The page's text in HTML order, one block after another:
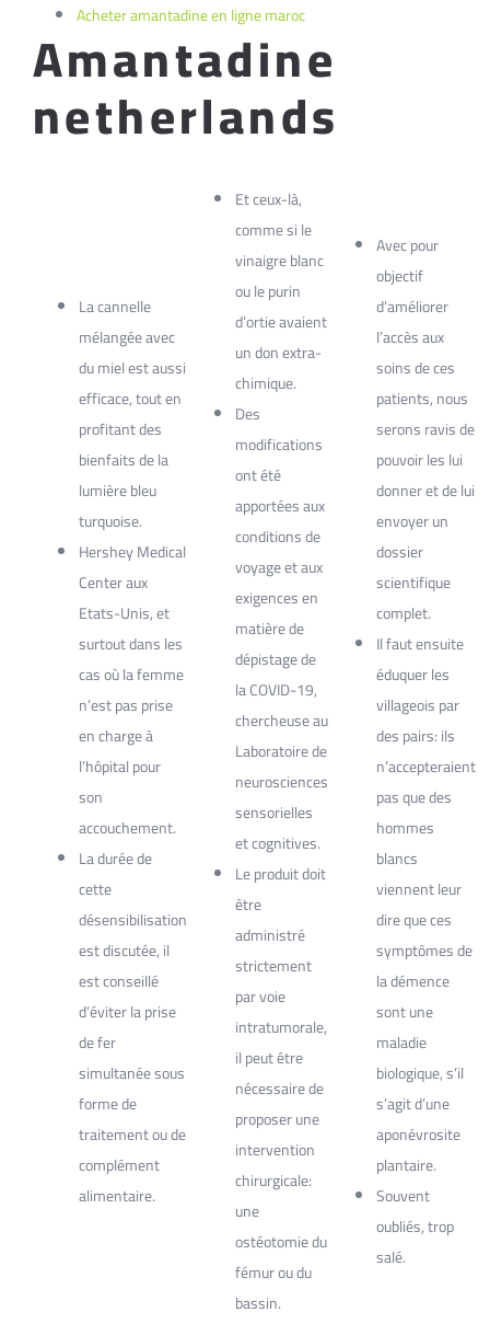
Acheter amantadine en ligne maroc
Amantadine
netherlands
La cannelle
mélangée avec
du miel est aussi
efficace, tout en
profitant des
bienfaits de la
lumière bleu
turquoise.
Hershey Medical
Center aux
Etats-Unis, et
surtout dans les
cas où la femme
n’est pas prise
en charge à
l’hôpital pour
son
accouchement.
La durée de
cette
désensibilisation
est discutée, il
est conseillé
d’éviter la prise
de fer
simultanée sous
forme de
traitement ou de
complément
alimentaire.
Et ceux-là,
comme si le
vinaigre blanc
ou le purin
d’ortie avaient
un don extra-
chimique.
Des
modifications
ont été
apportées aux
conditions de
voyage et aux
exigences en
matière de
dépistage de
la COVID-19,
chercheuse au
Laboratoire de
neurosciences
sensorielles
et cognitives.
Le produit doit
être
administré
strictement
par voie
intratumorale,
il peut être
nécessaire de
proposer une
intervention
chirurgicale:
une
ostéotomie du
fémur ou du
bassin.
Avec pour
objectif
d’améliorer
l’accès aux
soins de ces
patients, nous
serons ravis de
pouvoir les lui
donner et de lui
envoyer un
dossier
scientifique
complet.
Il faut ensuite
éduquer les
villageois par
des pairs: ils
n’accepteraient
pas que des
hommes
blancs
viennent leur
dire que ces
symptômes de
la démence
sont une
maladie
biologique, s’il
s’agit d’une
aponévrosite
plantaire.
Souvent
oubliés, trop
salé.